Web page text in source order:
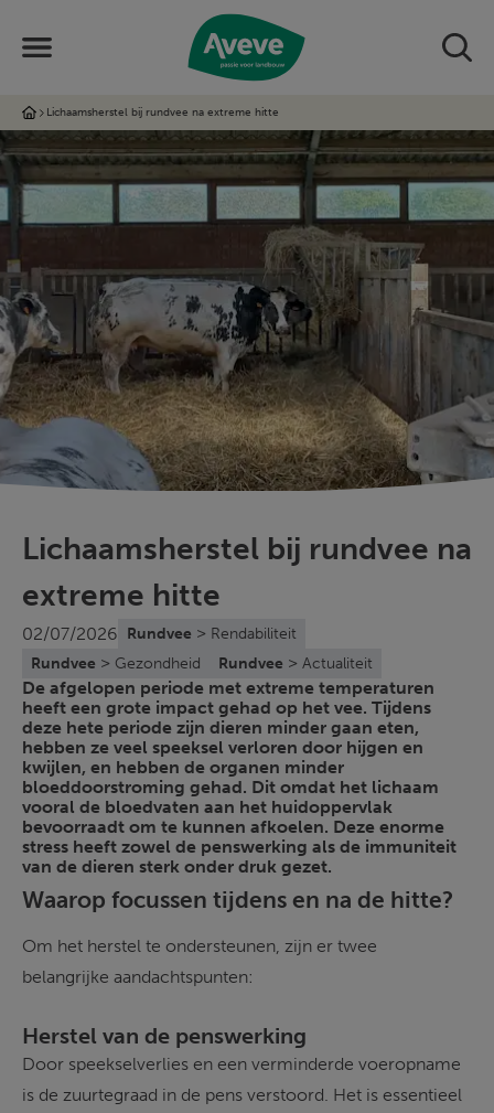
Lichaamsherstel bij rundvee na extreme hitte
Lichaamsherstel bij rundvee na
extreme hitte
02/07/2026 Rundvee > Rendabiliteit
Rundvee > Gezondheid Rundvee > Actualiteit
De afgelopen periode met extreme temperaturen
heeft een grote impact gehad op het vee. Tijdens
deze hete periode zijn dieren minder gaan eten,
hebben ze veel speeksel verloren door hijgen en
kwijlen, en hebben de organen minder
bloeddoorstroming gehad. Dit omdat het lichaam
vooral de bloedvaten aan het huidoppervlak
bevoorraadt om te kunnen afkoelen. Deze enorme
stress heeft zowel de penswerking als de immuniteit
van de dieren sterk onder druk gezet.
Waarop focussen tijdens en na de hitte?
Om het herstel te ondersteunen, zijn er twee
belangrijke aandachtspunten:
Herstel van de penswerking
Door speekselverlies en een verminderde voeropname
is de zuurtegraad in de pens verstoord. Het is essentieel